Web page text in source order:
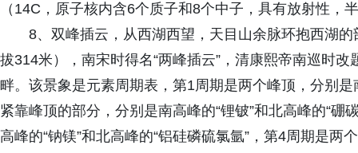
（14C，原子核内含6个质子和8个中子，具有放射性，
8、双峰插云，从西湖西望，天目山余脉环抱西湖
拔314米），南宋时得名“两峰插云”，清康熙帝南巡时
畔。该景象是元素周期表，第1周期是两个峰顶，分别是
紧靠峰顶的部分，分别是南高峰的“锂铍”和北高峰的“
高峰的“钠镁”和北高峰的“铝硅磷硫氯氩”，第4周期是